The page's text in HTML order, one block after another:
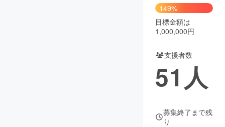
CAMPFIRE Creation
コミュニティ
149%
目標金額は
1,000,000円
支援者数
51 人
募集終了まで残
り